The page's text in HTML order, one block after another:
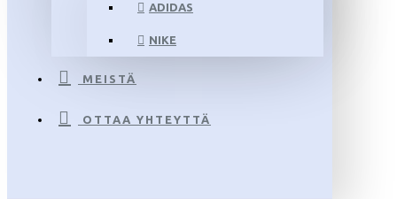
ADIDAS
NIKE
MEISTÄ
OTTAA YHTEYTTÄ